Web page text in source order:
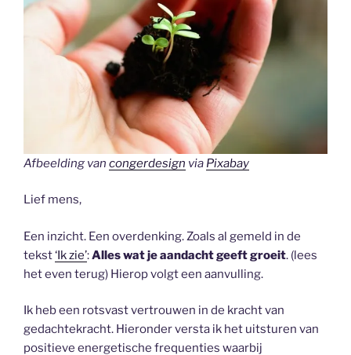
Afbeelding van congerdesign via Pixabay
Lief mens,
Een inzicht. Een overdenking. Zoals al gemeld in de
tekst‘Ik zie’:Alles wat je aandacht geeft groeit. (lees
het even terug) Hierop volgt een aanvulling.
Ik heb een rotsvast vertrouwen in de kracht van
gedachtekracht. Hieronder versta ik het uitsturen van
positieve energetische frequenties waarbij